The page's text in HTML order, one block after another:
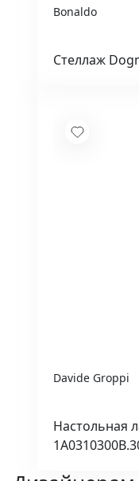
Bonaldo
Стеллаж
Davide Groppi
Настольная